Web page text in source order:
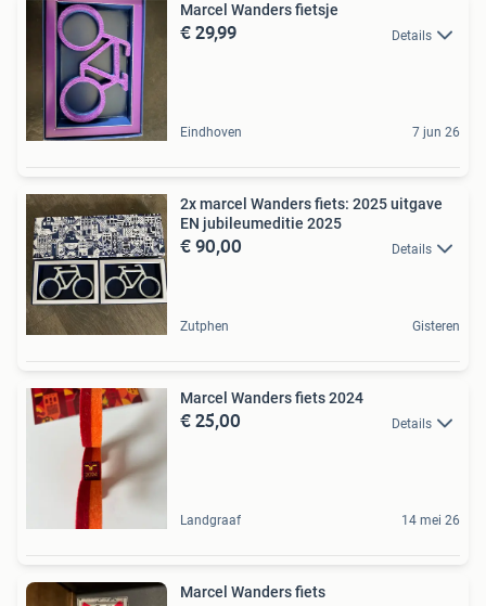
Marcel Wanders fietsje
€ 29,99 Details
Eindhoven 7 jun 26
2x marcel Wanders fiets: 2025 uitgave
EN jubileumeditie 2025
€ 90,00 Details
Zutphen Gisteren
Marcel Wanders fiets 2024
€ 25,00 Details
Landgraaf 14 mei 26
Marcel Wanders fiets